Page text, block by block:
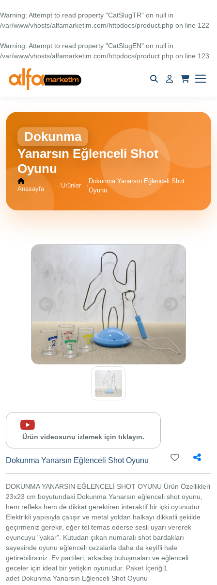
Warning: Attempt to read property "CatSlugTR" on null in
/var/www/vhosts/alfamarketim.com/httpdocs/product.php on line 122
Warning: Attempt to read property "CatSlugEN" on null in
/var/www/vhosts/alfamarketim.com/httpdocs/product.php on line 123
Ana
Popüler
Ürünler
Sipariş
Hakkımızda
68
info@alfamarketim.com
Mercan
Mah.
Tacirhane
Sk.
Kazova
No:21 İç
Kapı No:
211 Fatih
/ İstanbul
Dokunma
Yanarsın Eğlenceli Shot
Oyunu
Anasayfa Ürünler
Dokunma Yanarsın Eğlenceli Shot
Oyunu
Ürün videosunu izlemek için tıklayın.
Dokunma Yanarsın Eğlenceli Shot Oyunu
DOKUNMA YANARSIN EĞLENCELİ SHOT OYUNU Ürün Özellikleri
23x23 cm boyutundaki Dokunma Yanarsın eğlenceli shot oyunu,
hem refleks hem de dikkat gerektiren interaktif bir içki oyunudur.
Elektrikli yapısıyla çalışır ve metal yoldan halkayı dikkatli şekilde
geçirmeniz gerekir, eğer tel temas ederse sesli uyarı vererek
oyuncuyu "yakar". Kutudan çıkan numaralı shot bardakları
sayesinde oyunu eğlenceli cezalarla daha da keyifli hale
getirebilirsiniz. Ev partileri, arkadaş buluşmaları ve eğlenceli
geceler için ideal bir yetişkin oyunudur. Paket İçeriği1
adet Dokunma Yanarsın Eğlenceli Shot Oyunu